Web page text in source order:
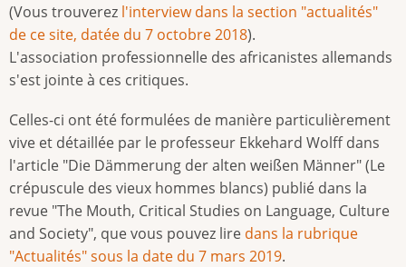
(Vous trouverez l'interview dans la section "actualités"
de ce site, datée du 7 octobre 2018).
L'association professionnelle des africanistes allemands
s'est jointe à ces critiques.
Celles-ci ont été formulées de manière particulièrement
vive et détaillée par le professeur Ekkehard Wolff dans
l'article "Die Dämmerung der alten weißen Männer" (Le
crépuscule des vieux hommes blancs) publié dans la
revue "The Mouth, Critical Studies on Language, Culture
and Society", que vous pouvez lire dans la rubrique
"Actualités" sous la date du 7 mars 2019.